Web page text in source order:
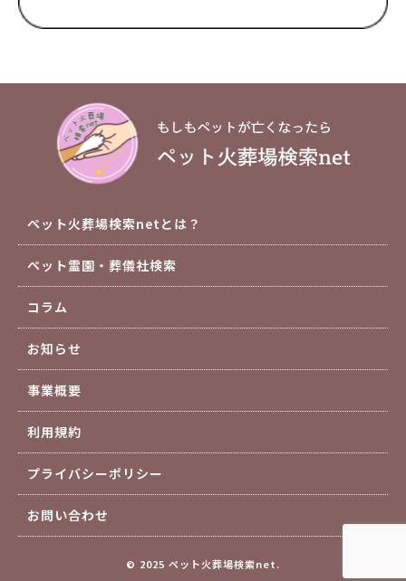
ペット火葬場検索netとは？
ペット霊園・葬儀社検索
コラム
お知らせ
事業概要
利用規約
プライバシーポリシー
お問い合わせ
© 2025 ペット火葬場検索net.